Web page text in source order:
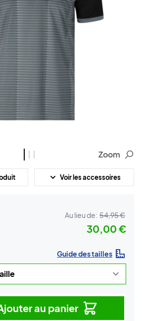
Zoom
Voir les accessoires
Au lieu de: 54,95 €
30,00 €
Guide des tailles
au panier